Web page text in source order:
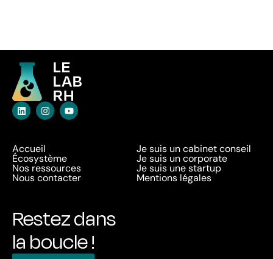
Accueil
Écosystème
Nos ressources
Nous contacter
Je suis un cabinet conseil
Je suis un corporate
Je suis une startup
Mentions légales
Restez dans
la boucle !